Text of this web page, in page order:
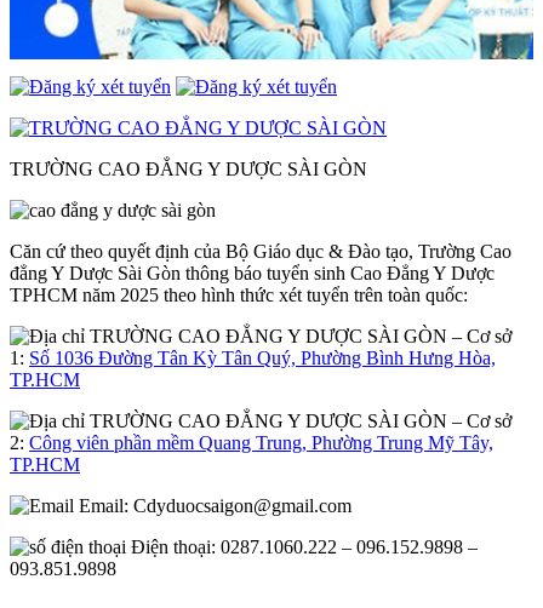
TRƯỜNG CAO ĐẲNG Y DƯỢC SÀI GÒN
Căn cứ theo quyết định của Bộ Giáo dục & Đào tạo, Trường Cao
đẳng Y Dược Sài Gòn thông báo tuyển sinh Cao Đẳng Y Dược
TPHCM năm 2025 theo hình thức xét tuyển trên toàn quốc:
– Cơ sở
1: Số 1036 Đường Tân Kỳ Tân Quý, Phường Bình Hưng Hòa,
TP.HCM
– Cơ sở
2: Công viên phần mềm Quang Trung, Phường Trung Mỹ Tây,
TP.HCM
Email: Cdyduocsaigon@gmail.com
Điện thoại: 0287.1060.222 – 096.152.9898 –
093.851.9898